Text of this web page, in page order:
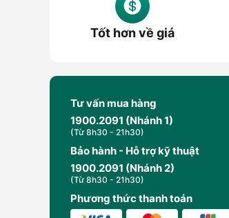
Tốt hơn về giá
Tư vấn mua hàng
1900.2091 (Nhánh 1)
(Từ 8h30 - 21h30)
Bảo hành - Hỗ trợ kỹ thuật
1900.2091 (Nhánh 2)
(Từ 8h30 - 21h30)
Phương thức thanh toán